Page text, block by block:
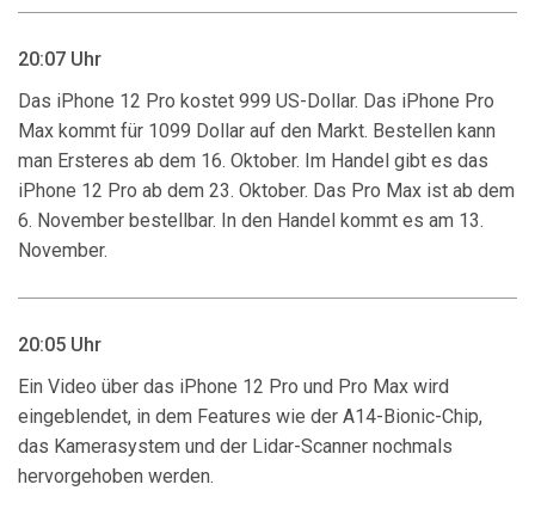
20:07 Uhr
Das iPhone 12 Pro kostet 999 US-Dollar. Das iPhone Pro
Max kommt für 1099 Dollar auf den Markt. Bestellen kann
man Ersteres ab dem 16. Oktober. Im Handel gibt es das
iPhone 12 Pro ab dem 23. Oktober. Das Pro Max ist ab dem
6. November bestellbar. In den Handel kommt es am 13.
November.
20:05 Uhr
Ein Video über das iPhone 12 Pro und Pro Max wird
eingeblendet, in dem Features wie der A14-Bionic-Chip,
das Kamerasystem und der Lidar-Scanner nochmals
hervorgehoben werden.